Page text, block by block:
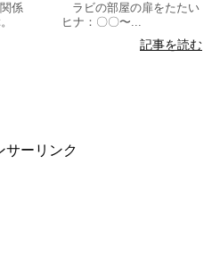
関係 ラビの部屋の扉をたたい
ぶ。 ヒナ：〇〇〜...
記事を読む
サーリンク